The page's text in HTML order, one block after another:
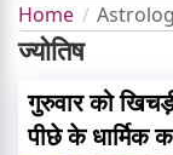
Home
ज्योतिष
गुरुवार को
पीछे के धार्मिक